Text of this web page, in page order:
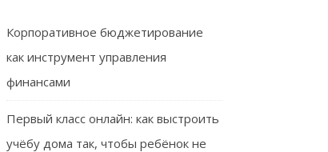
Корпоративное бюджетирование
как инструмент управления
финансами
Первый класс онлайн: как выстроить
учёбу дома так, чтобы ребёнок не